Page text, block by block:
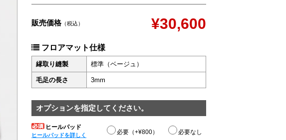
販売価格（税込） ¥30,600
フロアマット仕様
縁取り縫製 標準（ベージュ）
毛足の長さ 3mm
オプションを指定してください。
ヒールパッド
ヒールパッドを詳しく 必要（+¥800） 必要なし